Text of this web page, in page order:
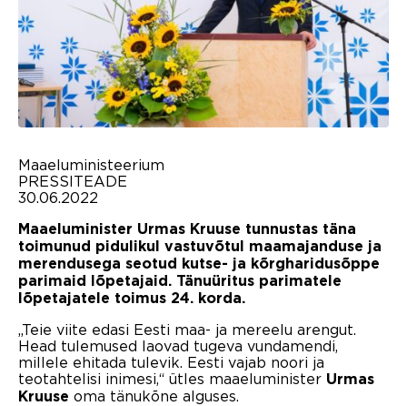
Maaeluministeerium
PRESSITEADE
30.06.2022
Maaeluminister Urmas Kruuse tunnustas täna
toimunud pidulikul vastuvõtul maamajanduse ja
merendusega seotud kutse- ja kõrgharidusõppe
parimaid lõpetajaid. Tänuüritus parimatele
lõpetajatele toimus 24. korda.
„Teie viite edasi Eesti maa- ja mereelu arengut.
Head tulemused laovad tugeva vundamendi,
millele ehitada tulevik. Eesti vajab noori ja
teotahtelisi inimesi,“ ütles maaeluminister Urmas
Kruuse oma tänukõne alguses.